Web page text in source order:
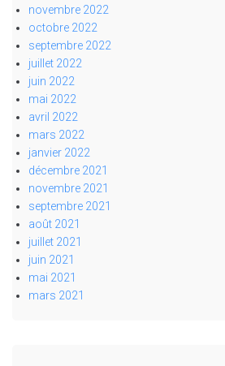
novembre 2022
octobre 2022
septembre 2022
juillet 2022
juin 2022
mai 2022
avril 2022
mars 2022
janvier 2022
décembre 2021
novembre 2021
septembre 2021
août 2021
juillet 2021
juin 2021
mai 2021
mars 2021